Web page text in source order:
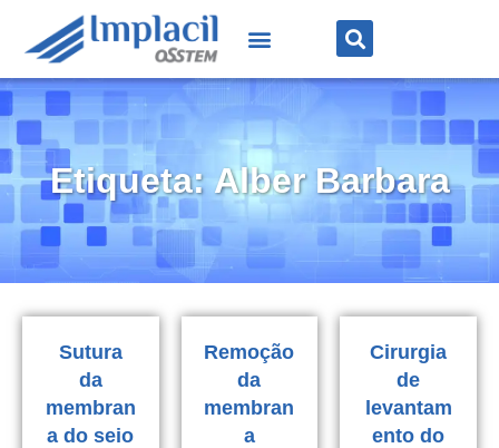
Etiqueta: Alber Barbara
Sutura
da
membran
a do seio
Remoção
da
membran
a
Cirurgia
de
levantam
ento do